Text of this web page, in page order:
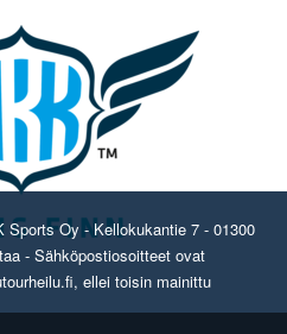
Sports Oy - Kellokukantie 7 - 01300
- Sähköpostiosoitteet ovat
ellei toisin mainittu